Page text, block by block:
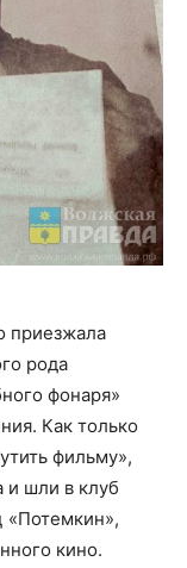
приезжала
рода
фонаря»
Как только
фильму»,
и шли в клуб
«Потемкин»,
кино.